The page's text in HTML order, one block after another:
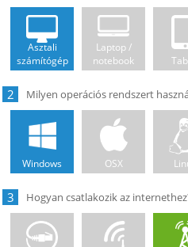
Asztali
számítógép
Laptop /
notebook
2
Windows OSX
3